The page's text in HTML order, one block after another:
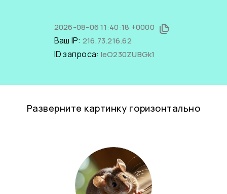
2026-08-06 11:40:18 +0000
Ваш IP: 216.73.216.62
ID запроса: IeO230ZUBGk1
Разверните картинку горизонтально